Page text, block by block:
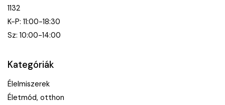
1132
K-P: 11:00-18:30
Sz: 10:00-14:00
Kategóriák
Élelmiszerek
Életmód, otthon